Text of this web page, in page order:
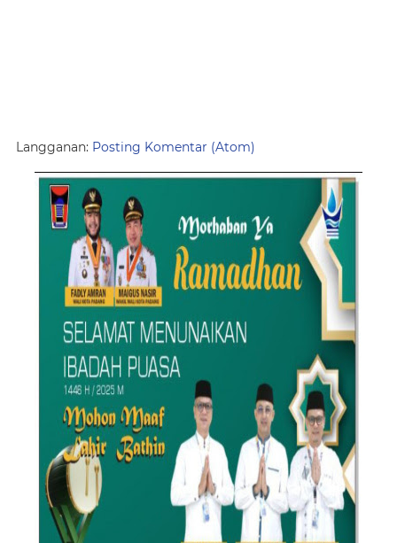
Langganan: Posting Komentar (Atom)